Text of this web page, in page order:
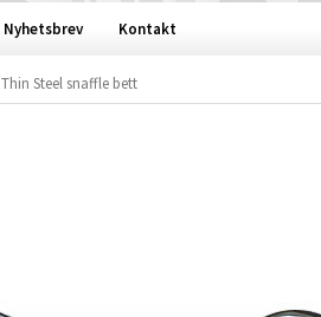
Nyhetsbrev Kontakt
Thin Steel snaffle bett